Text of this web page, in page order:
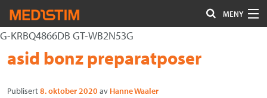
G-KRBQ4866DB GT-WB2N53G
MENY
Hjerte-Kar
Nevrokirurgi
Uro/Gyn
Gå
innholdet
Forstørre
asid bonz preparatposer
Publisert8. oktober 2020 av Hanne Waaler